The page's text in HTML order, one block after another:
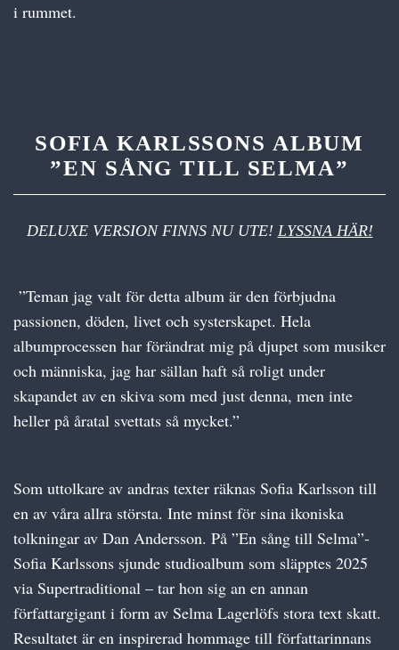
i rummet.
SOFIA KARLSSONS ALBUM
”EN SÅNG TILL SELMA”
DELUXE VERSION FINNS NU UTE! LYSSNA HÄR!
”Teman jag valt för detta album är den förbjudna
passionen, döden, livet och systerskapet. Hela
albumprocessen har förändrat mig på djupet som musiker
och människa, jag har sällan haft så roligt under
skapandet av en skiva som med just denna, men inte
heller på åratal svettats så mycket.”
Som uttolkare av andras texter räknas Sofia Karlsson till
en av våra allra största. Inte minst för sina ikoniska
tolkningar av Dan Andersson. På ”En sång till Selma”-
Sofia Karlssons sjunde studioalbum som släpptes 2025
via Supertraditional – tar hon sig an en annan
författargigant i form av Selma Lagerlöfs stora text skatt.
Resultatet är en inspirerad hommage till författarinnans